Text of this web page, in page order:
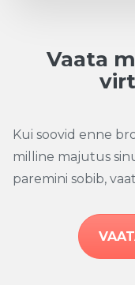
Vaata
Kui soovid enne
milline majutus
paremini sobib,